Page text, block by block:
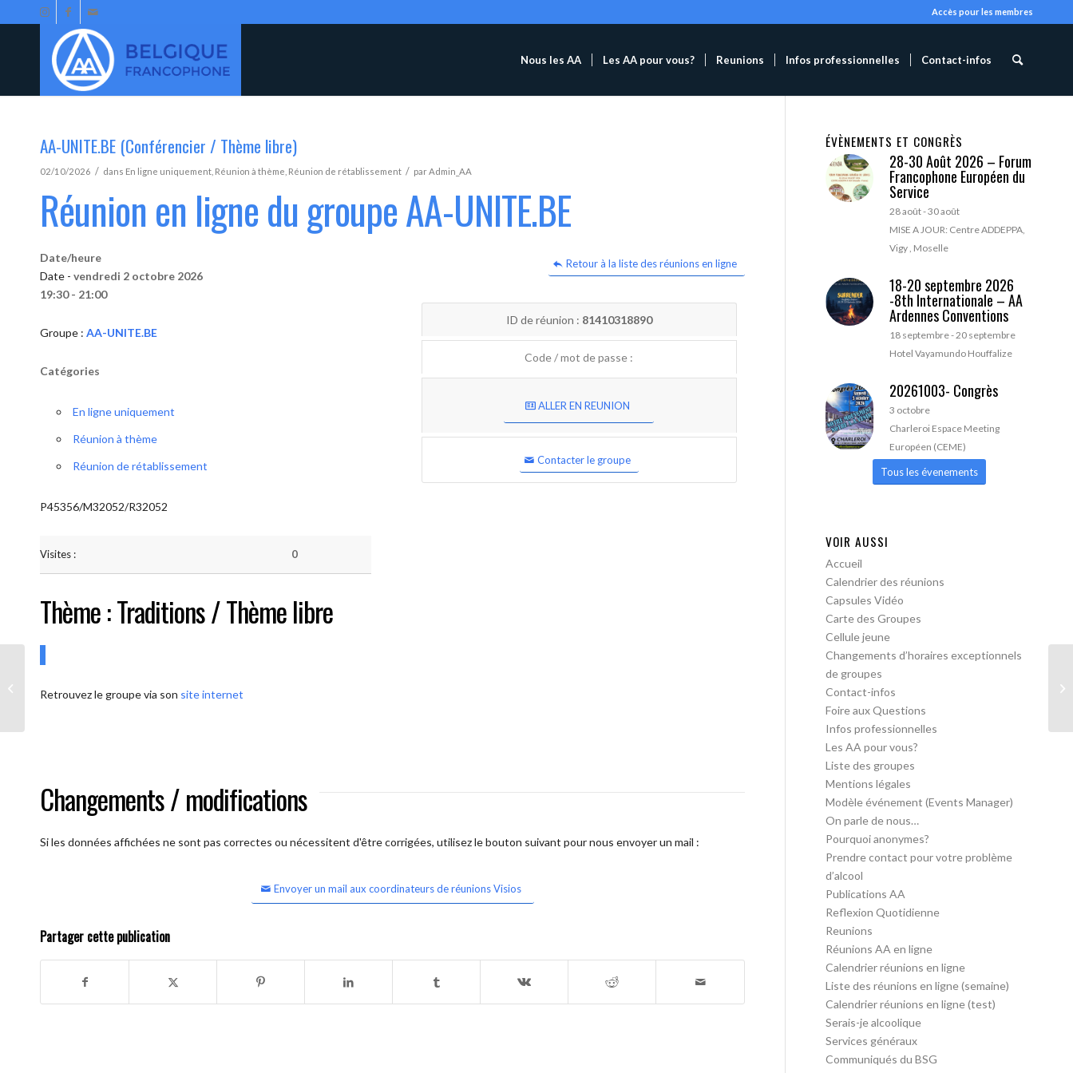
Accès pour les membres
Nous les AA Les AA pour vous? Reunions Infos professionnelles Contact-infos
AA-UNITE.BE (Conférencier / Thème libre)
02/10/2026 / dans En ligne uniquement Réunion à thème Réunion de rétablissement / parAdmin_AA
Réunion en ligne du groupe AA-UNITE.BE
Retour à la liste des réunions en ligne
Date/heure
Date - vendredi 2 octobre 2026
19:30 - 21:00
Groupe : AA-UNITE.BE
Catégories
En ligne uniquement
Réunion à thème
Réunion de rétablissement
P45356/M32052/R32052
Visites : 0
ID de réunion : 81410318890
Code / mot de passe :
ALLER EN REUNION
Contacter le groupe
Thème : Traditions / Thème libre
Retrouvez le groupe via son site internet
Changements / modifications
Si les données affichées ne sont pas correctes ou nécessitent d'être corrigées, utilisez le bouton suivant pour nous envoyer un mail :
Envoyer un mail aux coordinateurs de réunions Visios
Partager cette publication
ÉVÈNEMENTS ET CONGRÈS
28-30 Août 2026 – Forum
Francophone Européen du
Service
28 août-30 août
MISE A JOUR: Centre ADDEPPA,
Vigy , Moselle
18-20 septembre 2026
-8th Internationale – AA
Ardennes Conventions
18 septembre-20 septembre
Hotel Vayamundo Houffalize
20261003- Congrès
3 octobre
Charleroi Espace Meeting
Européen (CEME)
Tous les évenements
VOIR AUSSI
Accueil
Calendrier des réunions
Capsules Vidéo
Carte des Groupes
Cellule jeune
Changements d’horaires exceptionnels
de groupes
Contact-infos
Foire aux Questions
Infos professionnelles
Les AA pour vous?
Liste des groupes
Mentions légales
Modèle événement (Events Manager)
On parle de nous…
Pourquoi anonymes?
Prendre contact pour votre problème
d’alcool
Publications AA
Reflexion Quotidienne
Reunions
Réunions AA en ligne
Calendrier réunions en ligne
Liste des réunions en ligne (semaine)
Calendrier réunions en ligne (test)
Serais-je alcoolique
Services généraux
Communiqués du BSG
libre)